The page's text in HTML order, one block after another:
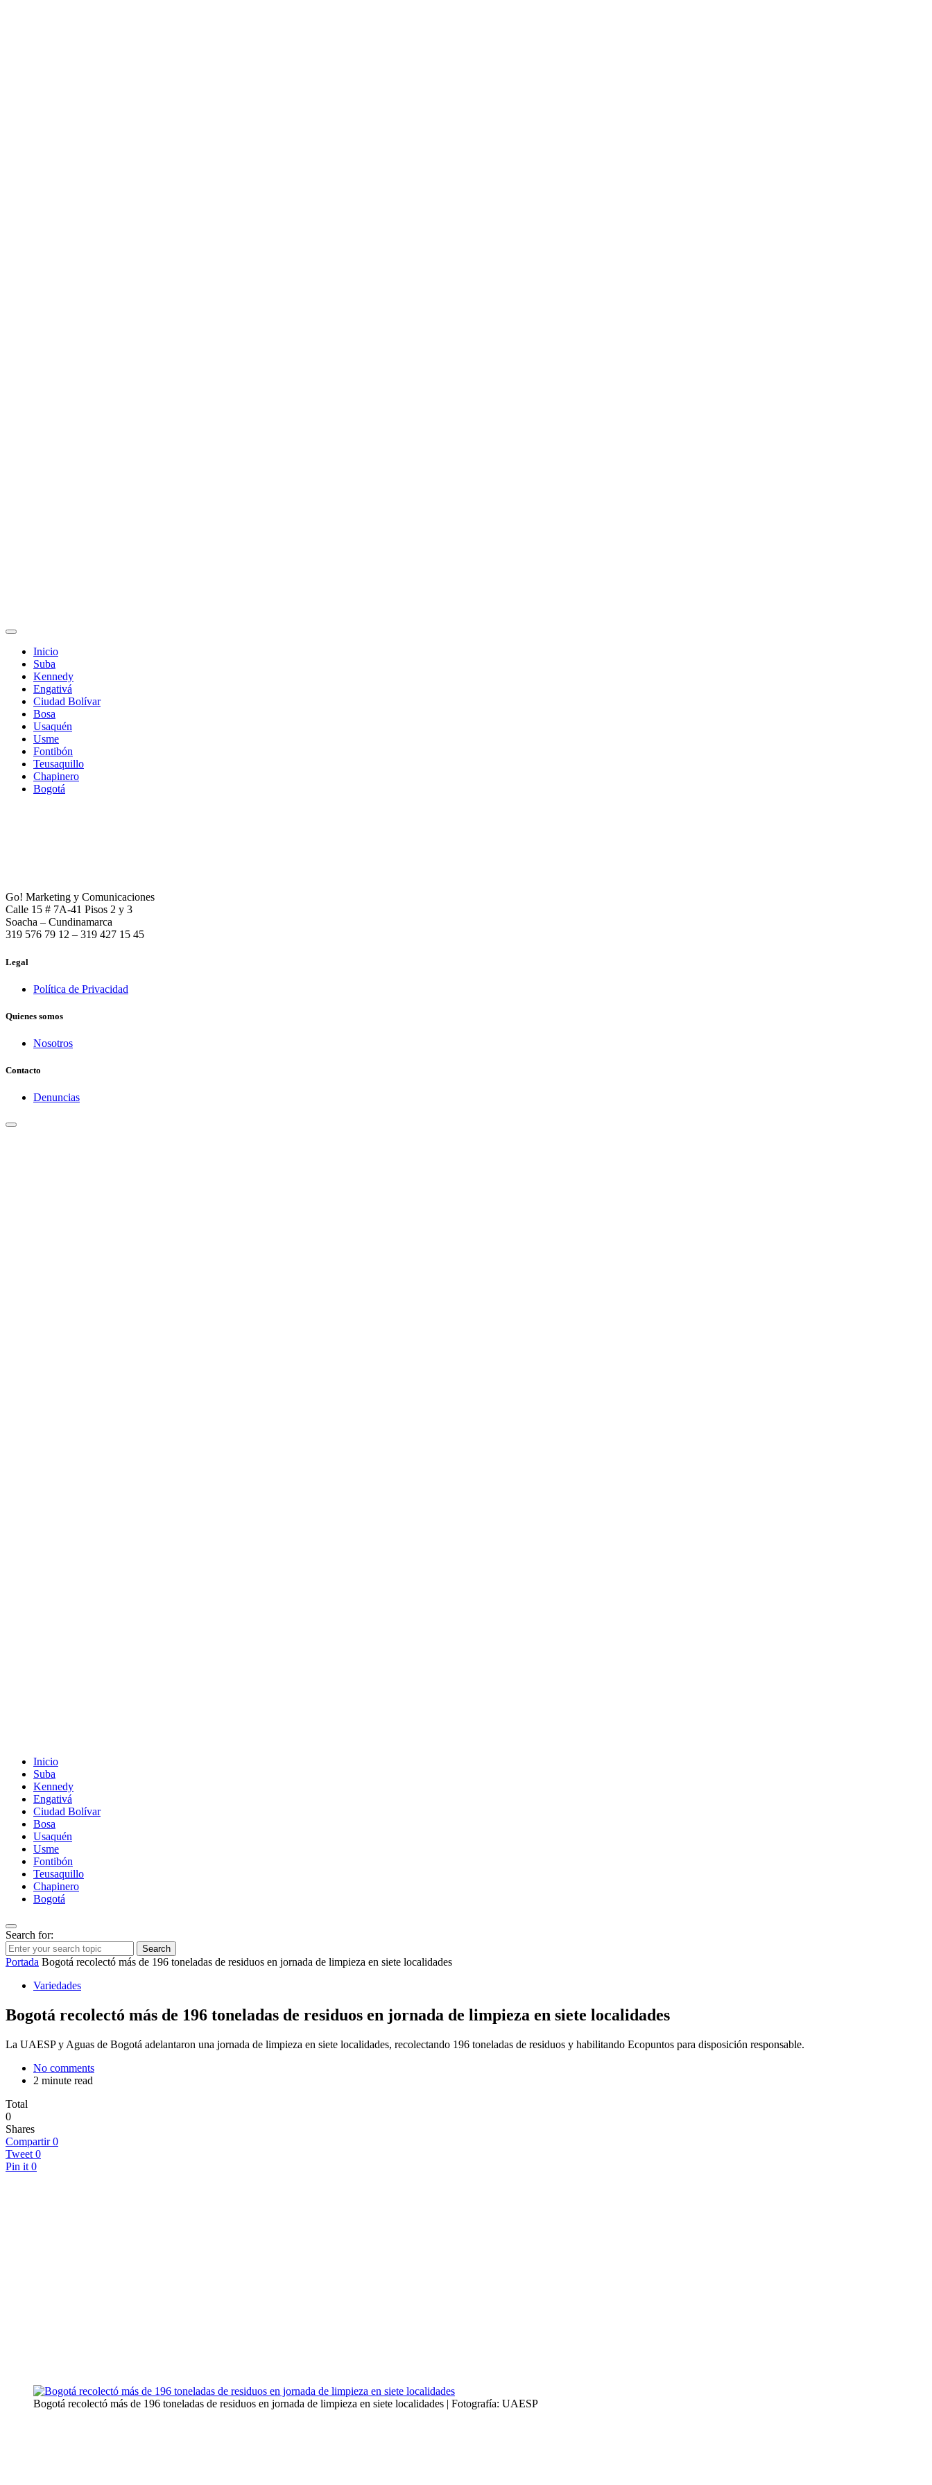
Inicio
Suba
Kennedy
Engativá
Ciudad Bolívar
Bosa
Usaquén
Usme
Fontibón
Teusaquillo
Chapinero
Bogotá
Go! Marketing y Comunicaciones
Calle 15 # 7A-41 Pisos 2 y 3
Soacha – Cundinamarca
319 576 79 12 – 319 427 15 45
Legal
Política de Privacidad
Quienes somos
Nosotros
Contacto
Denuncias
Inicio
Suba
Kennedy
Engativá
Ciudad Bolívar
Bosa
Usaquén
Usme
Fontibón
Teusaquillo
Chapinero
Bogotá
Search for:
Search
Portada Bogotá recolectó más de 196 toneladas de residuos en jornada de limpieza en siete localidades
Variedades
Bogotá recolectó más de 196 toneladas de residuos en jornada de limpieza en siete localidades
La UAESP y Aguas de Bogotá adelantaron una jornada de limpieza en siete localidades, recolectando 196 toneladas de residuos y habilitando Ecopuntos para disposición responsable.
No comments
2 minute read
Total
0
Shares
Compartir 0
Tweet 0
Pin it 0
Bogotá recolectó más de 196 toneladas de residuos en jornada de limpieza en siete localidades | Fotografía: UAESP